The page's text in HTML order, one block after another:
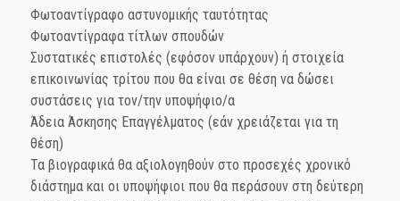
Φωτοαντίγραφο αστυνομικής ταυτότητας
Φωτοαντίγραφα τίτλων σπουδών
Συστατικές επιστολές (εφόσον υπάρχουν) ή στοιχεία
επικοινωνίας τρίτου που θα είναι σε θέση να δώσει
συστάσεις για τον/την υποψήφιο/α
Άδεια Άσκησης Επαγγέλματος (εάν χρειάζεται για τη
θέση)
Τα βιογραφικά θα αξιολογηθούν στο προσεχές χρονικό
διάστημα και οι υποψήφιοι που θα περάσουν στη δεύτερη